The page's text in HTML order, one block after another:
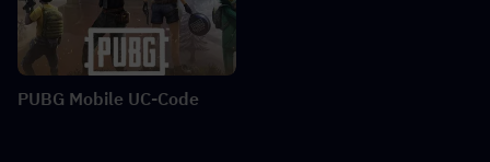
PUBG Mobile UC-Code